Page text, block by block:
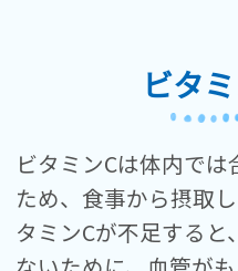
ビタ
ビタミンCは体内で
ため、食事から摂取
タミンCが不足する